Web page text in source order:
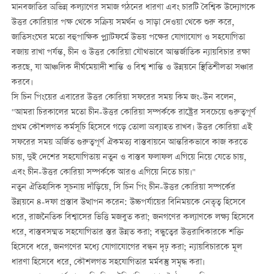
মানবজাতির অভিন্ন কল্যাণের সমাজ গঠনের ধারণা এবং চারটি বৈশ্বিক উদ্যোগকে
উত্তর কোরিয়ার পক্ষ থেকে সক্রিয় সমর্থন ও সাড়া দেওয়া থেকে শুরু করে,
জাতিসংঘের মতো বহুপাক্ষিক প্ল্যাটফর্মে উভয় পক্ষের যোগাযোগ ও সহযোগিতা
বজায় রাখা পর্যন্ত, চীন ও উত্তর কোরিয়া যৌথভাবে আন্তর্জাতিক ন্যায়বিচার রক্ষা
করছে, যা আঞ্চলিক দীর্ঘমেয়াদী শান্তি ও বিশ্ব শান্তি ও উন্নয়নে স্থিতিশীলতা সঞ্চার
করবে।
সি চিন পিংয়ের এবারের উত্তর কোরিয়া সফরের সময় কিম জং-উন বলেন,
"আমরা চিরকালের মতো চীন-উত্তর কোরিয়া সম্পর্ককে রাষ্ট্রের সবচেয়ে গুরুত্বপূর্ণ
প্রথম কৌশলগত কর্মসূচি হিসেবে গড়ে তোলা অব্যাহত রাখব। উত্তর কোরিয়া এই
সফরের সময় অর্জিত গুরুত্বপূর্ণ ঐকমত্য বাস্তবায়নে আন্তরিকভাবে কাজ করতে
চায়, দুই দেশের সহযোগিতায় নতুন ও বাস্তব ফলাফল এগিয়ে নিয়ে যেতে চায়,
এবং চীন-উত্তর কোরিয়া সম্পর্ককে আরও এগিয়ে নিতে চায়।"
নতুন ঐতিহাসিক সূচনায় দাঁড়িয়ে, সি চিন পিং চীন-উত্তর কোরিয়া সম্পর্কের
উন্নয়নে ৪-দফা প্রস্তাব উত্থাপন করেন: উচ্চপর্যায়ের বিনিময়কে নেতৃত্ব হিসেবে
ধরে, রাজনৈতিক বিশ্বাসের ভিত্তি মজবুত করা; জনগণের কল্যাণকে লক্ষ্য হিসেবে
ধরে, বাস্তবসম্মত সহযোগিতার স্তর উন্নত করা; বন্ধুত্বের উত্তরাধিকারকে শক্তি
হিসেবে ধরে, জনগণের মধ্যে যোগাযোগের বন্ধন দৃঢ় করা; ন্যায়বিচারকে মূল
ধারণা হিসেবে ধরে, কৌশলগত সহযোগিতার মর্মবস্তু সমৃদ্ধ করা।